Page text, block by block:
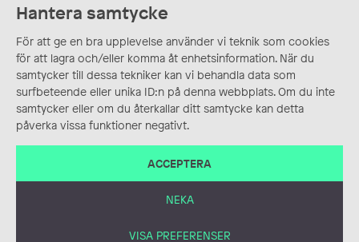
Hantera samtycke
För att ge en bra upplevelse använder vi teknik som cookies
för att lagra och/eller komma åt enhetsinformation. När du
samtycker till dessa tekniker kan vi behandla data som
surfbeteende eller unika ID:n på denna webbplats. Om du inte
samtycker eller om du återkallar ditt samtycke kan detta
påverka vissa funktioner negativt.
ACCEPTERA
NEKA
VISA PREFERENSER